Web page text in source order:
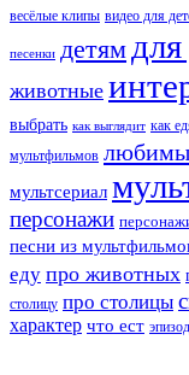
весёлые клипы видео для
песенки детям
животные
выбрать как выглядит как
мультфильмов
мультсериал
персонажи
песни из
еду про животных
столицу про столицы
характер что ест